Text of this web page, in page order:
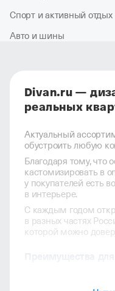
Спорт и активный отдых
Авто и шины
Divan.ru —
реальных
Актуальный
обустроить любую
Благодаря тому,
кастомизировать в
у покупателей есть
в интерьере.
С каждым годом
в разных частях
которой можно